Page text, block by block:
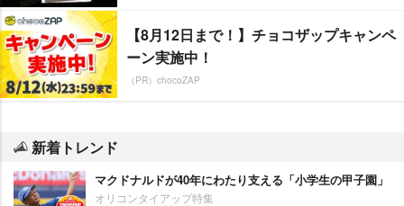
【8月12日まで！】チョコザップキャンペ
ーン実施中！
（PR）chocoZAP
新着トレンド
マクドナルドが40年にわたり支える「小学生の甲子園」
オリコンタイアップ特集